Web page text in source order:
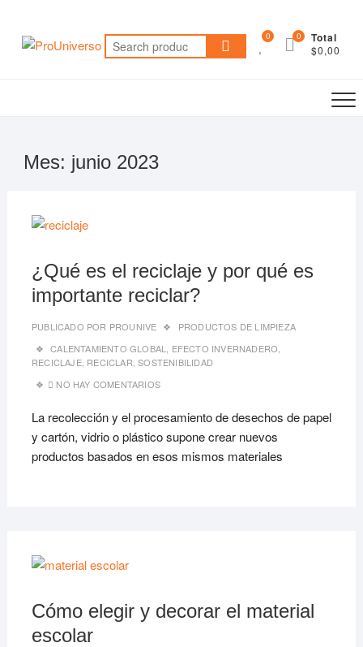
contenido
Search
for:
0 Total
$0,00
0
Mes: junio 2023
¿Qué es el reciclaje y por qué es
importante reciclar?
PUBLICADO POR PROUNIVE
PRODUCTOS DE LIMPIEZA
CALENTAMIENTO GLOBAL
EFECTO INVERNADERO
RECICLAJE, RECICLAR ,SOSTENIBILIDAD
NO HAY COMENTARIOS
La recolección y el procesamiento de desechos de papel
y cartón, vidrio o plástico supone crear nuevos
productos basados en esos mismos materiales
Cómo elegir y decorar el material
escolar